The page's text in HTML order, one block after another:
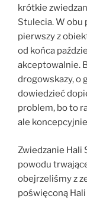
krótkie
Stulecia. W obu
pierwszy z
od końca
akceptowalnie.
drogowskazy, o
dowiedzieć
problem, bo to
ale
Zwiedzanie Hali
powodu
obejrzeliśmy z
poświęconą